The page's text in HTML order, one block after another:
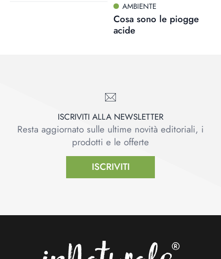
AMBIENTE
Cosa sono le piogge
acide
ISCRIVITI ALLA NEWSLETTER
Resta aggiornato sulle ultime novità editoriali, i
prodotti e le offerte
ISCRIVITI